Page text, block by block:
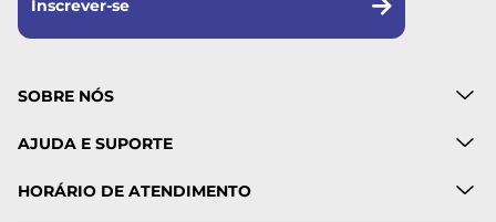
Inscrever-se
SOBRE NÓS
AJUDA E SUPORTE
HORÁRIO DE ATENDIMENTO